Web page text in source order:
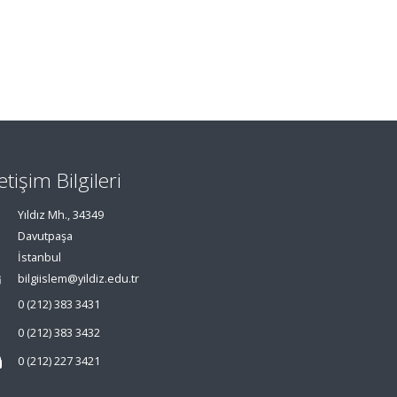
Bilgileri
Yıldız Mh., 34349
Davutpaşa
İstanbul
bilgiislem@yildiz.edu.tr
0 (212) 383 3431
0 (212) 383 3432
0 (212) 227 3421